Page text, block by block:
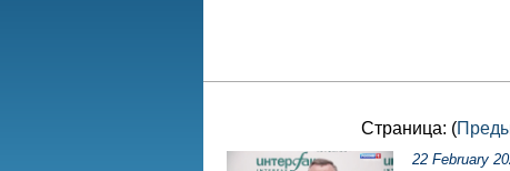
Страница: (
22 February